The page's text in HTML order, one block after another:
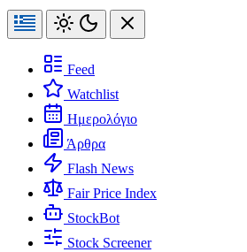
Feed
Watchlist
Ημερολόγιο
Άρθρα
Flash News
Fair Price Index
StockBot
Stock Screener